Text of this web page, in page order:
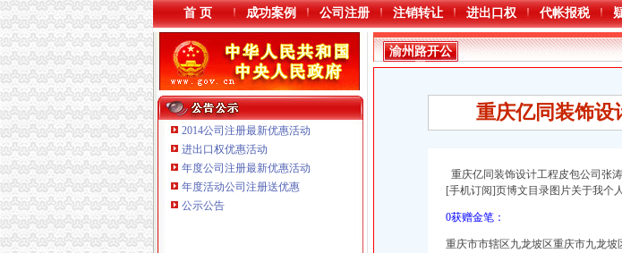
首 页 成功案例 公司注册 注销转让 进出口权 代帐报税
2014公司注册最新优惠活动
进出口权优惠活动
年度公司注册最新优惠活动
年度活动公司注册送优惠
公示公告
重庆鸽牌电线电缆有限公司 渝北10010万 (进出口权)
重庆卿倾商贸有限责任公司 渝江100万 （工商注册）
渝州路开公
司
重庆亿同装饰设
重庆亿同装饰设计工程皮包公司张
[手机订阅]页博文目录图片关于我个
0获赠金笔：
重庆市市辖区九龙坡区重庆市九龙